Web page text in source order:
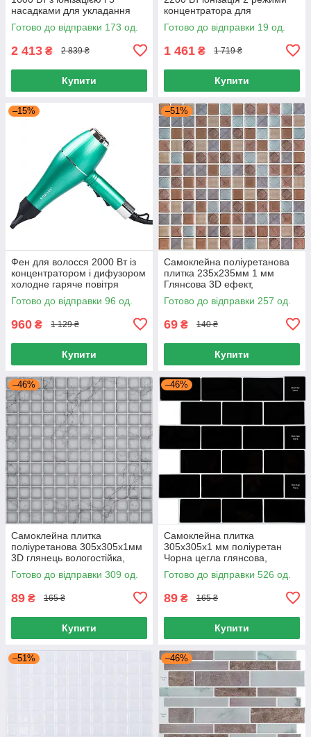
насадками для укладання
волосся
Готово до відправки 173 од.
2 413 ₴ 2 839 ₴
Купити
концентратора для
укладання та сушіння
волосся
Готово до відправки 19 од.
1 461 ₴ 1 719 ₴
Купити
–15%
Фен для волосся 2000 Вт із
концентратором і дифузором
холодне гаряче повітря
професійний
Готово до відправки 96 од.
960 ₴ 1 129 ₴
Купити
–51%
Самоклейна поліуретанова
плитка 235х235мм 1 мм
Глянсова 3D ефект,
Поліуретанова плитка
самоклейна 3D
Готово до відправки 257 од.
69 ₴ 140 ₴
Купити
–46%
Самоклейна плитка
поліуретанова 305х305х1мм
3D глянець вологостійка,
Поліуретанова плитка для
стін і меблів
Готово до відправки 309 од.
89 ₴ 165 ₴
Купити
–46%
Самоклейна плитка
305х305х1 мм поліуретан
Чорна цегла глянсова,
Поліуретанові панелі для стін
305х305 мм
Готово до відправки 526 од.
89 ₴ 165 ₴
Купити
–51% –46%